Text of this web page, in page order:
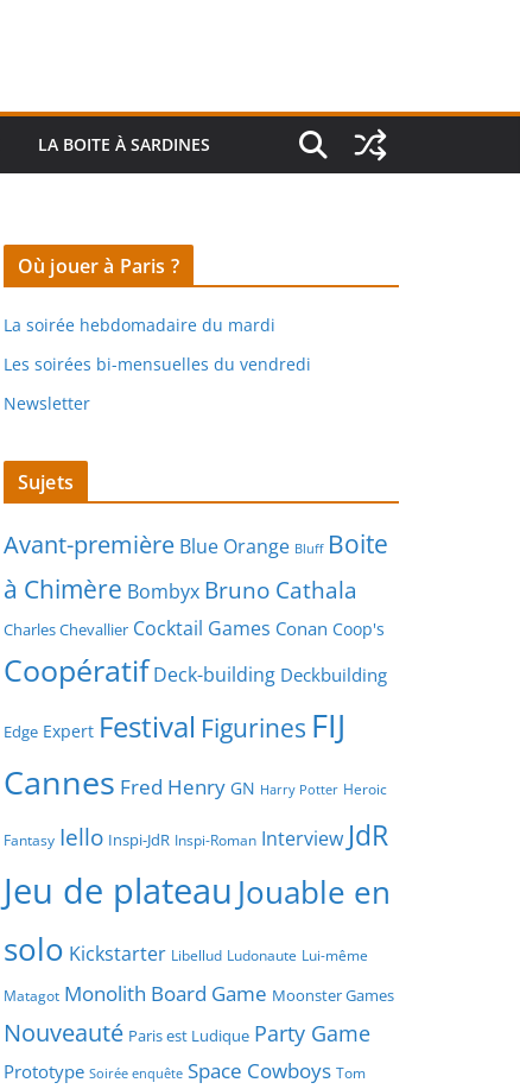
LA BOITE À SARDINES
Où jouer à Paris ?
La soirée hebdomadaire du mardi
Les soirées bi-mensuelles du vendredi
Newsletter
Sujets
Avant-première Blue Orange Bluff Boite
à Chimère Bombyx Bruno Cathala
Charles Chevallier Cocktail Games Conan Coop's
Coopératif Deck-building Deckbuilding
Edge Expert Festival Figurines FIJ
Cannes Fred Henry GN Harry Potter Heroic
Fantasy Iello Inspi-JdR Inspi-Roman Interview JdR
Jeu de plateau Jouable en
solo Kickstarter Libellud Ludonaute Lui-même
Matagot Monolith Board Game Moonster Games
Nouveauté Paris est Ludique Party Game
Prototype Soirée enquête Space Cowboys Tom